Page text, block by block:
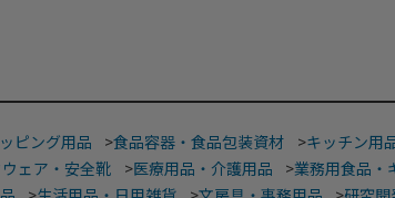
ピング用品 >食品容器・食品包装資材 >キッチン用
ェア・安全靴 >医療用品・介護用品 >業務用食品・